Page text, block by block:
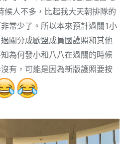
候人不多，比起我大天朝排隊的
常少了。所以本來預計過關1小
關分成歐盟成員國護照和其他
為何發小和八八在過關的時候
有，可能是因為新版護照要按